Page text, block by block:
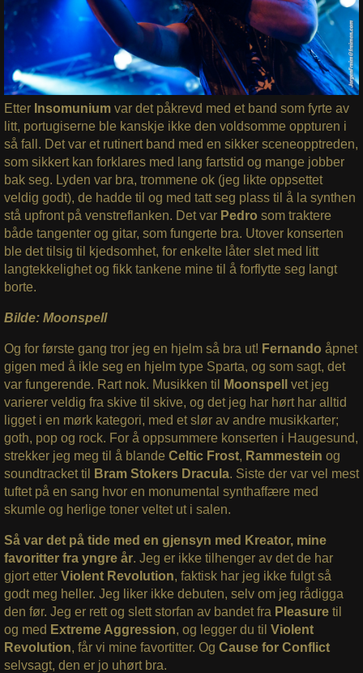
Etter Insomunium var det påkrevd med et band som fyrte av
litt, portugiserne ble kanskje ikke den voldsomme oppturen i
så fall. Det var et rutinert band med en sikker sceneopptreden,
som sikkert kan forklares med lang fartstid og mange jobber
bak seg. Lyden var bra, trommene ok (jeg likte oppsettet
veldig godt), de hadde til og med tatt seg plass til å la synthen
stå upfront på venstreflanken. Det var Pedro som traktere
både tangenter og gitar, som fungerte bra. Utover konserten
ble det tilsig til kjedsomhet, for enkelte låter slet med litt
langtekkelighet og fikk tankene mine til å forflytte seg langt
borte.
Bilde: Moonspell
Og for første gang tror jeg en hjelm så bra ut! Fernando åpnet
gigen med å ikle seg en hjelm type Sparta, og som sagt, det
var fungerende. Rart nok. Musikken til
Moonspell vet jeg
varierer veldig fra skive til skive, og det jeg har hørt har alltid
ligget i en mørk kategori, med et slør av andre musikkarter;
goth, pop og rock. For å oppsummere konserten i Haugesund,
strekker jeg meg til å blande Celtic Frost, Rammestein og
soundtracket til
Bram Stokers Dracula. Siste der var vel mest
tuftet på en sang hvor en monumental synthaffære med
skumle og herlige toner veltet ut i salen.
Så var det på tide med en gjensyn med Kreator, mine
favoritter fra yngre år. Jeg er ikke tilhenger av det de har
gjort etter Violent Revolution, faktisk har jeg ikke fulgt så
godt meg heller. Jeg liker ikke debuten, selv om jeg rådigga
den før. Jeg er rett og slett storfan av bandet fra Pleasure til
og med Extreme Aggression, og legger du til Violent
Revolution, får vi mine favortitter. Og Cause for Conflict
selvsagt, den er jo uhørt bra.